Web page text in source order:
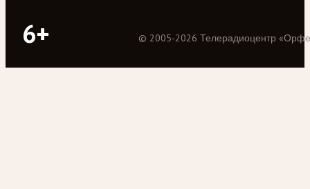
6+ © 2005-2026 Телерадиоцентр